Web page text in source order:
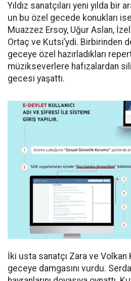
Yıldız sanatçıları yeni yılda bir
un bu özel gecede konukları
Muazzez Ersoy, Uğur Aslan,
Ortaç ve Kutsi’ydi. Birbirinden
geceye özel hazırladıkları
müzikseverlere hafızalardan
gecesi yaşattı.
İki usta sanatçı Zara ve Volkan
geceye damgasını vurdu.